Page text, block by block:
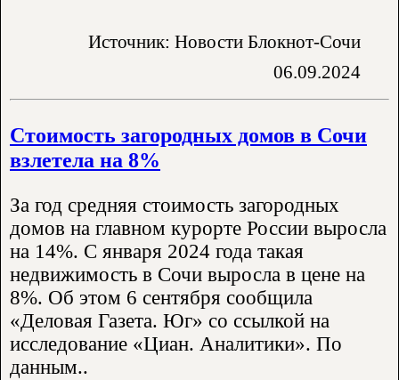
Источник: Новости Блокнот-Сочи
06.09.2024
Стоимость загородных домов в Сочи
взлетела на 8%
За год средняя стоимость загородных
домов на главном курорте России выросла
на 14%. С января 2024 года такая
недвижимость в Сочи выросла в цене на
8%. Об этом 6 сентября сообщила
«Деловая Газета. Юг» со ссылкой на
исследование «Циан. Аналитики». По
данным..